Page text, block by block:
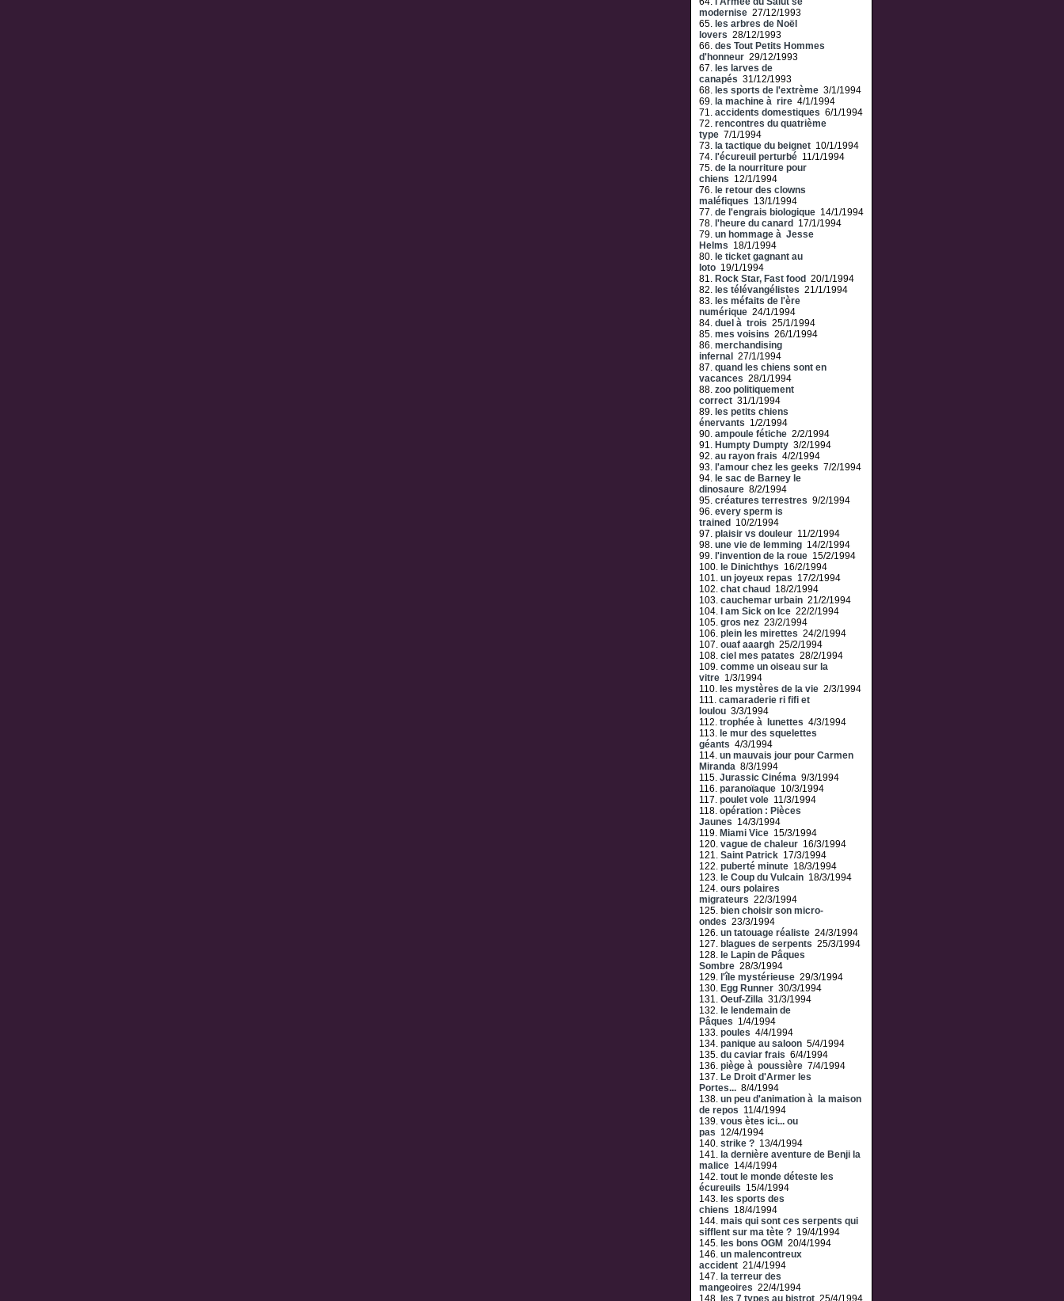
modernise 27/12/1993
65. les arbres de Noël
lovers 28/12/1993
66. des Tout Petits Hommes
d'honneur 29/12/1993
67. les larves de
canapés 31/12/1993
68. les sports de l'extrème 3/1/1994
69. la machine à rire 4/1/1994
71. accidents domestiques 6/1/1994
72. rencontres du quatrième
type 7/1/1994
73. la tactique du beignet 10/1/1994
74. l'écureuil perturbé 11/1/1994
75. de la nourriture pour
chiens 12/1/1994
76. le retour des clowns
maléfiques 13/1/1994
77. de l'engrais biologique 14/1/1994
78. l'heure du canard
17/1/1994
79. un hommage à Jesse
Helms 18/1/1994
80. le ticket gagnant au
loto 19/1/1994
81. Rock Star, Fast food 20/1/1994
82. les télévangélistes 21/1/1994
83. les méfaits de l'ère
numérique 24/1/1994
84. duel à trois 25/1/1994
85. mes voisins 26/1/1994
86. merchandising
infernal
27/1/1994
87. quand les chiens sont en
vacances 28/1/1994
88. zoo politiquement
correct 31/1/1994
89. les petits chiens
énervants 1/2/1994
90. ampoule fétiche 2/2/1994
91. Humpty Dumpty 3/2/1994
92. au rayon frais 4/2/1994
93. l'amour chez les geeks 7/2/1994
94. le sac de Barney le
dinosaure 8/2/1994
95. créatures terrestres 9/2/1994
96. every sperm is
trained
10/2/1994
97. plaisir vs douleur 11/2/1994
98. une vie de lemming 14/2/1994
99. l'invention de la roue 15/2/1994
100. le Dinichthys 16/2/1994
101. un joyeux repas 17/2/1994
102. chat chaud
18/2/1994
103. cauchemar urbain 21/2/1994
104.
I am Sick on Ice 22/2/1994
105. gros nez 23/2/1994
106. plein les mirettes 24/2/1994
107. ouaf aaargh 25/2/1994
108. ciel mes patates 28/2/1994
109. comme un oiseau sur la
vitre 1/3/1994
110. les mystères de la vie 2/3/1994
111. camaraderie ri fifi et
loulou 3/3/1994
112. trophée à lunettes 4/3/1994
113. le mur des squelettes
géants 4/3/1994
114. un mauvais jour pour Carmen
Miranda 8/3/1994
115. Jurassic Cinéma 9/3/1994
116. paranoïaque 10/3/1994
117. poulet vole 11/3/1994
118. opération : Pièces
Jaunes 14/3/1994
119. Miami Vice 15/3/1994
120. vague de chaleur 16/3/1994
121. Saint Patrick 17/3/1994
122. puberté minute 18/3/1994
123. le Coup du Vulcain 18/3/1994
124. ours polaires
migrateurs 22/3/1994
125. bien choisir son micro-
ondes 23/3/1994
126. un tatouage réaliste 24/3/1994
127. blagues de serpents 25/3/1994
128. le Lapin de Pâques
Sombre 28/3/1994
129. l'île mystérieuse 29/3/1994
130. Egg Runner 30/3/1994
131. Oeuf-Zilla 31/3/1994
132. le lendemain de
Pâques 1/4/1994
133. poules 4/4/1994
134. panique au saloon 5/4/1994
135. du caviar frais 6/4/1994
136. piège à poussière 7/4/1994
137. Le Droit d'Armer les
Portes... 8/4/1994
138. un peu d'animation à la maison
de repos 11/4/1994
139. vous ètes ici... ou
pas 12/4/1994
140. strike ? 13/4/1994
141. la dernière aventure de Benji la
malice 14/4/1994
142. tout le monde déteste les
écureuils 15/4/1994
143. les sports des
chiens 18/4/1994
144. mais qui sont ces serpents qui
sifflent sur ma tète ? 19/4/1994
145. les bons OGM 20/4/1994
146. un malencontreux
accident 21/4/1994
147. la terreur des
mangeoires 22/4/1994
148.
les 7 types au bistrot 25/4/1994